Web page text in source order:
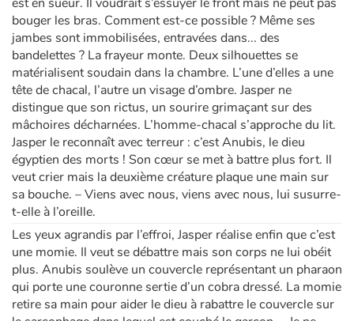
bouger les bras. Comment est-ce possible ? Même ses
jambes sont immobilisées, entravées dans... des
bandelettes ? La frayeur monte. Deux silhouettes se
matérialisent soudain dans la chambre. L’une d’elles a une
tête de chacal, l’autre un visage d’ombre. Jasper ne
distingue que son rictus, un sourire grimaçant sur des
mâchoires décharnées. L’homme-chacal s’approche du lit.
Jasper le reconnaît avec terreur : c’est Anubis, le dieu
égyptien des morts ! Son cœur se met à battre plus fort. Il
veut crier mais la deuxième créature plaque une main sur
sa bouche. – Viens avec nous, viens avec nous, lui susurre-
t-elle à l’oreille.
Les yeux agrandis par l’effroi, Jasper réalise enfin que c’est
une momie. Il veut se débattre mais son corps ne lui obéit
plus. Anubis soulève un couvercle représentant un pharaon
qui porte une couronne sertie d’un cobra dressé. La momie
retire sa main pour aider le dieu à rabattre le couvercle sur